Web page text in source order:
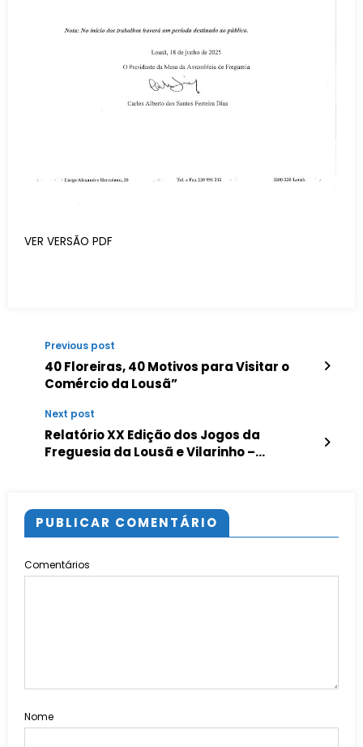
VER VERSÃO PDF
Previous post
40 Floreiras, 40 Motivos para Visitar o
Comércio da Lousã”
Next post
Relatório XX Edição dos Jogos da
Freguesia da Lousã e Vilarinho –
PUBLICAR COMENTÁRIO
Comentários
Nome